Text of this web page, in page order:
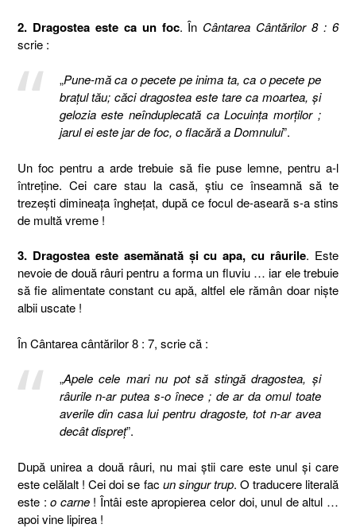
2. Dragostea este ca un foc. În Cântarea Cântărilor 8 : 6
scrie :
„Pune-mă ca o pecete pe inima ta, ca o pecete pe
braţul tău; căci dragostea este tare ca moartea, şi
gelozia este neînduplecată ca Locuinţa morţilor ;
jarul ei este jar de foc, o flacără a Domnului”.
Un foc pentru a arde trebuie să fie puse lemne, pentru a-l
întreţine. Cei care stau la casă, ştiu ce înseamnă să te
trezeşti dimineaţa îngheţat, după ce focul de-aseară s-a stins
de multă vreme !
3. Dragostea este asemănată şi cu apa, cu râurile. Este
nevoie de două râuri pentru a forma un fluviu … iar ele trebuie
să fie alimentate constant cu apă, altfel ele rămân doar nişte
albii uscate !
În Cântarea cântărilor 8 : 7, scrie că :
„Apele cele mari nu pot să stingă dragostea, şi
râurile n-ar putea s-o înece ; de ar da omul toate
averile din casa lui pentru dragoste, tot n-ar avea
decât dispreţ”.
După unirea a două râuri, nu mai ştii care este unul şi care
este celălalt ! Cei doi se fac un singur trup. O traducere literală
este :o carne! Întâi este apropierea celor doi, unul de altul …
apoi vine lipirea !